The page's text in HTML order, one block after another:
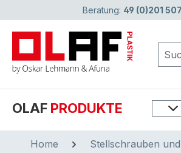
Zur Hauptnavigation springen
Beratung: 49 (0)201
OLAF PRODUKTE
Home Stellschrauben